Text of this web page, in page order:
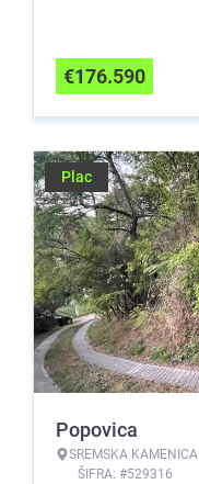
€176.590
Plac
Popovica
SREMSKA KAMENICA
ŠIFRA: #529316